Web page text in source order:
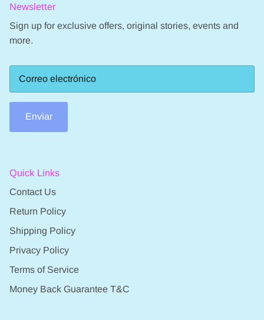
Newsletter
Sign up for exclusive offers, original stories, events and
more.
Enviar
Quick Links
Contact Us
Return Policy
Shipping Policy
Privacy Policy
Terms of Service
Money Back Guarantee T&C